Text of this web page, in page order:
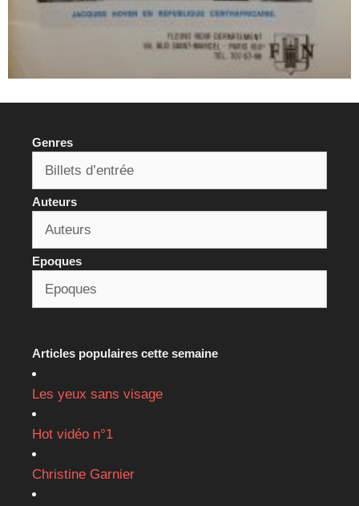
Genres
Auteurs
Epoques
Articles populaires cette semaine
Les yeux sans visage
Hot vidéo n°1
Christine Garnier